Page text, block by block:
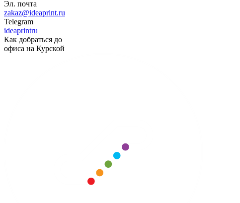
Эл. почта
zakaz@ideaprint.ru
Telegram
ideaprintru
Как добраться до
офиса на Курской